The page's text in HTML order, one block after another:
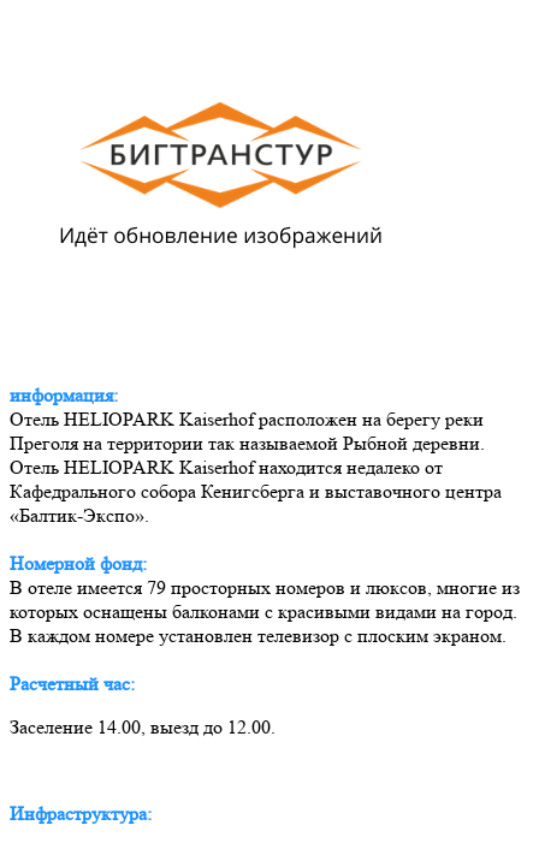
информация:
Отель HELIOPARK Kaiserhof расположен на берегу реки
Преголя на территории так называемой Рыбной деревни.
Отель HELIOPARK Kaiserhof находится недалеко от
Кафедрального собора Кенигсберга и выставочного центра
«Балтик-Экспо».
Номерной фонд:
В отеле имеется 79 просторных номеров и люксов, многие из
которых оснащены балконами с красивыми видами на город.
В каждом номере установлен телевизор с плоским экраном.
Расчетный час:
Заселение 14.00, выезд до 12.00.
Инфраструктура: